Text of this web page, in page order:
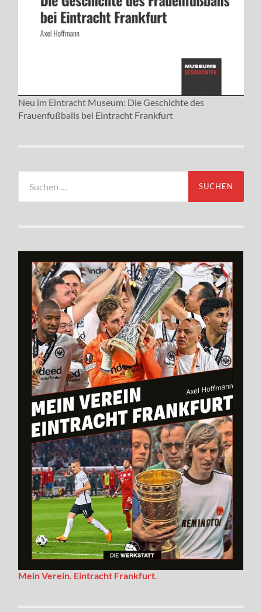
Neu im Eintracht Museum: Die Geschichte des
Frauenfußballs bei Eintracht Frankfurt
nach:
Mein Verein. Eintracht Frankfurt.